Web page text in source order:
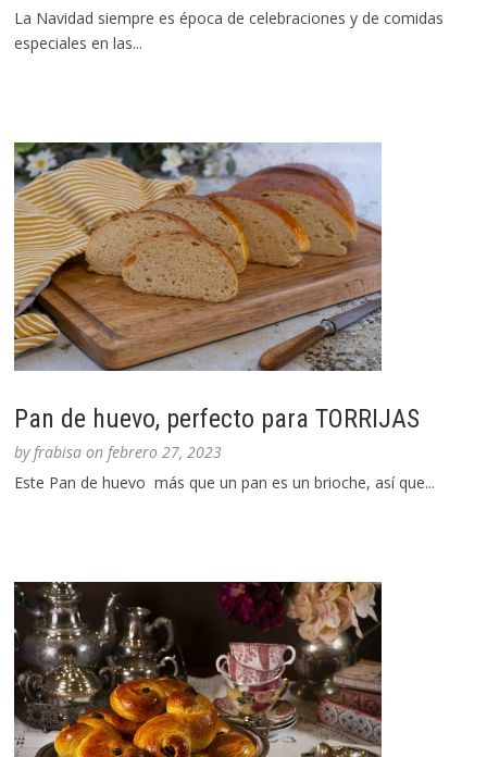
La Navidad siempre es época de celebraciones y de comidas
especiales en las...
Pan de huevo, perfecto para TORRIJAS
byfrabisa onfebrero 27, 2023
Este Pan de huevo más que un pan es un brioche, así que...